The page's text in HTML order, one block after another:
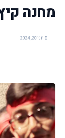
מחנה
יוני 20, 2024